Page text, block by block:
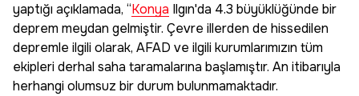
yaptığı açıklamada, “Konya Ilgın'da 4.3 büyüklüğünde bir
deprem meydan gelmiştir. Çevre illerden de hissedilen
depremle ilgili olarak, AFAD ve ilgili kurumlarımızın tüm
ekipleri derhal saha taramalarına başlamıştır. An itibarıyla
herhangi olumsuz bir durum bulunmamaktadır.